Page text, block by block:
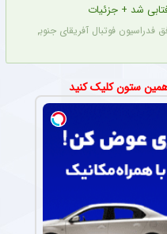
شد + جزئیات
فدراسیون فوتبال آفریقای جنوبی
ستون کلیک کنید